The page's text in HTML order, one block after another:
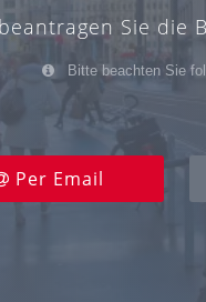
Sie die
Bitte beachten Sie
Per Email